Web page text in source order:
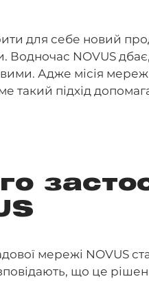
для себе новий
Водночас NOVUS
Адже місія
підхід
мережі NOVUS
що це